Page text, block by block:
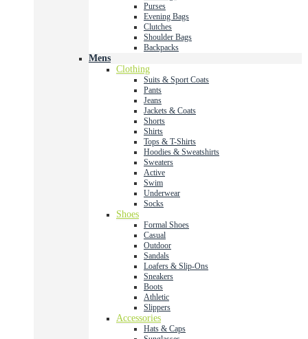
Purses
Evening Bags
Clutches
Shoulder Bags
Backpacks
Mens
Clothing
Suits & Sport Coats
Pants
Jeans
Jackets & Coats
Shorts
Shirts
Tops & T-Shirts
Hoodies & Sweatshirts
Sweaters
Active
Swim
Underwear
Socks
Shoes
Formal Shoes
Casual
Outdoor
Sandals
Loafers & Slip-Ons
Sneakers
Boots
Athletic
Slippers
Accessories
Hats & Caps